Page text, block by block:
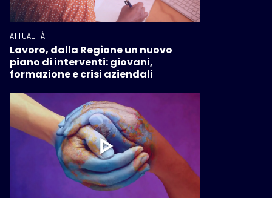
ATTUALITÀ
Lavoro, dalla Regione un nuovo
piano di interventi: giovani,
formazione e crisi aziendali